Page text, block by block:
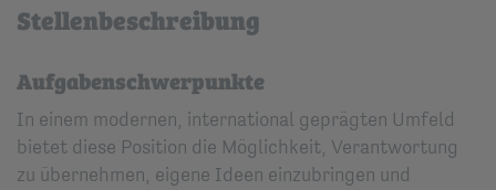
Stellenbeschreibung
Aufgabenschwerpunkte
In einem modernen, international geprägten Umfeld
bietet diese Position die Möglichkeit, Verantwortung
zu übernehmen, eigene Ideen einzubringen und